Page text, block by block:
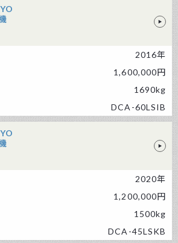
2016年
1,600,000円
1690kg
DCA-60LSIB
2020年
1,200,000円
1500kg
DCA-45LSKB